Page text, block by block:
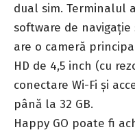
dual sim. Terminalul
software de
are o cameră
HD de 4,5 inch (cu
conectare Wi-Fi şi
până la 32 GB.
Happy GO poate fi